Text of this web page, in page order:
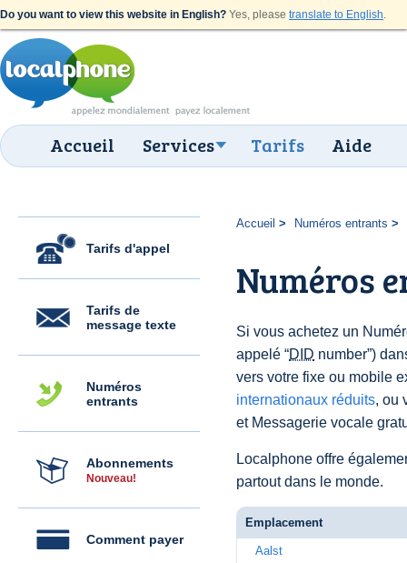
Do you want to view this website in English? Yes, please translate to English.
Accueil Services Tarifs Aide
Tarifs d'appel
Tarifs de
message texte
Numéros
entrants
Abonnements
Nouveau!
Comment payer
Accueil Numéros entrants
Numéros
Si vous achetez un
appelé “DID number”)
vers votre fixe ou mobile
internationaux réduits, ou
et Messagerie vocale
Localphone offre
partout dans le monde.
Emplacement
Aalst